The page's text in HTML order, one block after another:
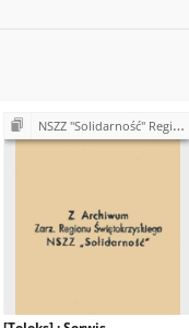
NSZZ "Solidarność" Region Świętokrzyski - teleksy (1981)